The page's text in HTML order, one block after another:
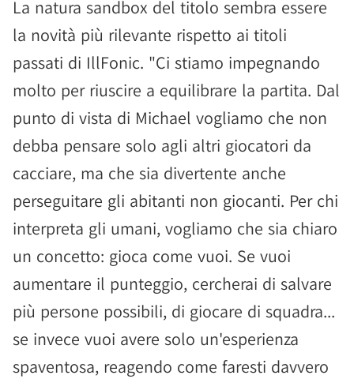
La natura sandbox del titolo sembra essere
la novità più rilevante rispetto ai titoli
passati di IllFonic. "Ci stiamo impegnando
molto per riuscire a equilibrare la partita. Dal
punto di vista di Michael vogliamo che non
debba pensare solo agli altri giocatori da
cacciare, ma che sia divertente anche
perseguitare gli abitanti non giocanti. Per chi
interpreta gli umani, vogliamo che sia chiaro
un concetto: gioca come vuoi. Se vuoi
aumentare il punteggio, cercherai di salvare
più persone possibili, di giocare di squadra...
se invece vuoi avere solo un'esperienza
spaventosa, reagendo come faresti davvero